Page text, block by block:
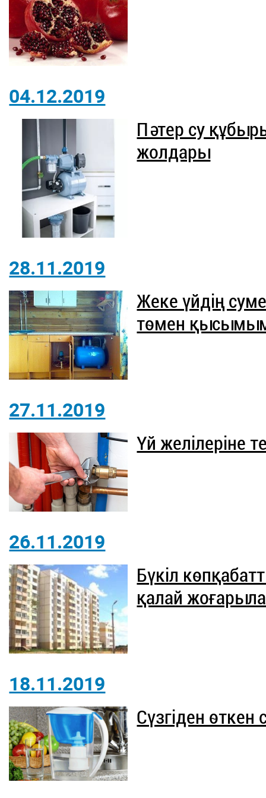
04.12.2019
Пәтер су
жолдары
28.11.2019
Жеке үйдің
төмен
27.11.2019
Үй желілеріне
26.11.2019
Бүкіл
қалай
18.11.2019
Сүзгіден